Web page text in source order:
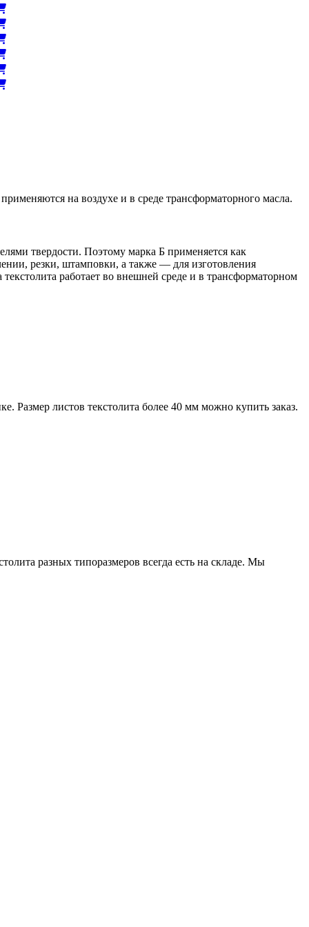
на воздухе и в среде трансформаторного масла.
твердости. Поэтому марка Б применяется как
резки, штамповки, а также — для изготовления
работает во внешней среде и в трансформаторном
Размер листов текстолита более 40 мм можно купить заказ.
разных типоразмеров всегда есть на складе. Мы